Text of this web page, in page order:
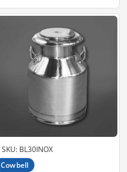
SKU: BL30INOX
Cowbell